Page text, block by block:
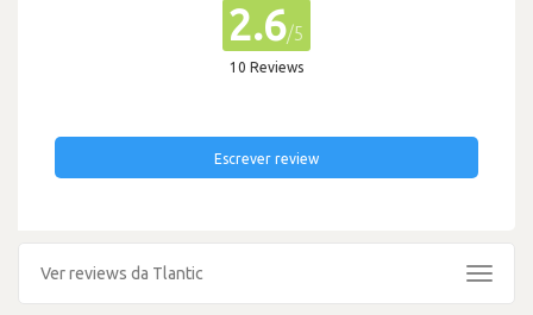
2.6/5
10 Reviews
Escrever review
Ver reviews da Tlantic
Toggle